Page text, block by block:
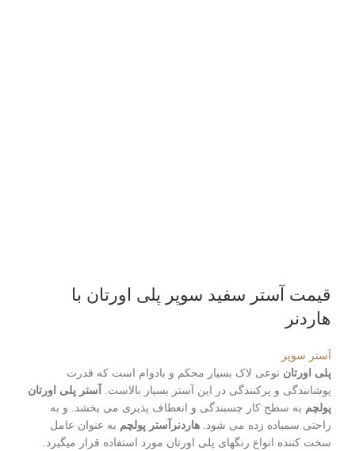
قیمت آستر سفید سوپر پلی اورتان با
هاردنر
آستر سوپر
پلی اورتان نوعی لاک بسیار محکم و بادوام است که قدرت
پوشانندگی و پرکنندگی در این آستر بسیار بالاست. آستر پلی اورتان
پولچم به سطح کار چسبندگی و انعطاف پذیری می بخشد. و به
راحتی سمباده زده می شود. هاردنرآستر پولچم به عنوان عامل
سخت کننده انواع رنگهای پلی اورتان مورد استفاده قرار میگیرد.